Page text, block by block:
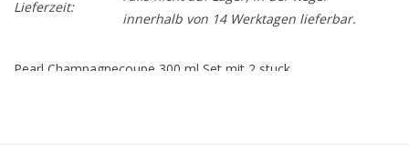
Lieferzeit:
innerhalb von 14 Werktagen lieferbar.
Pearl Champagnecoupe 300 ml Set mit 2 stuck